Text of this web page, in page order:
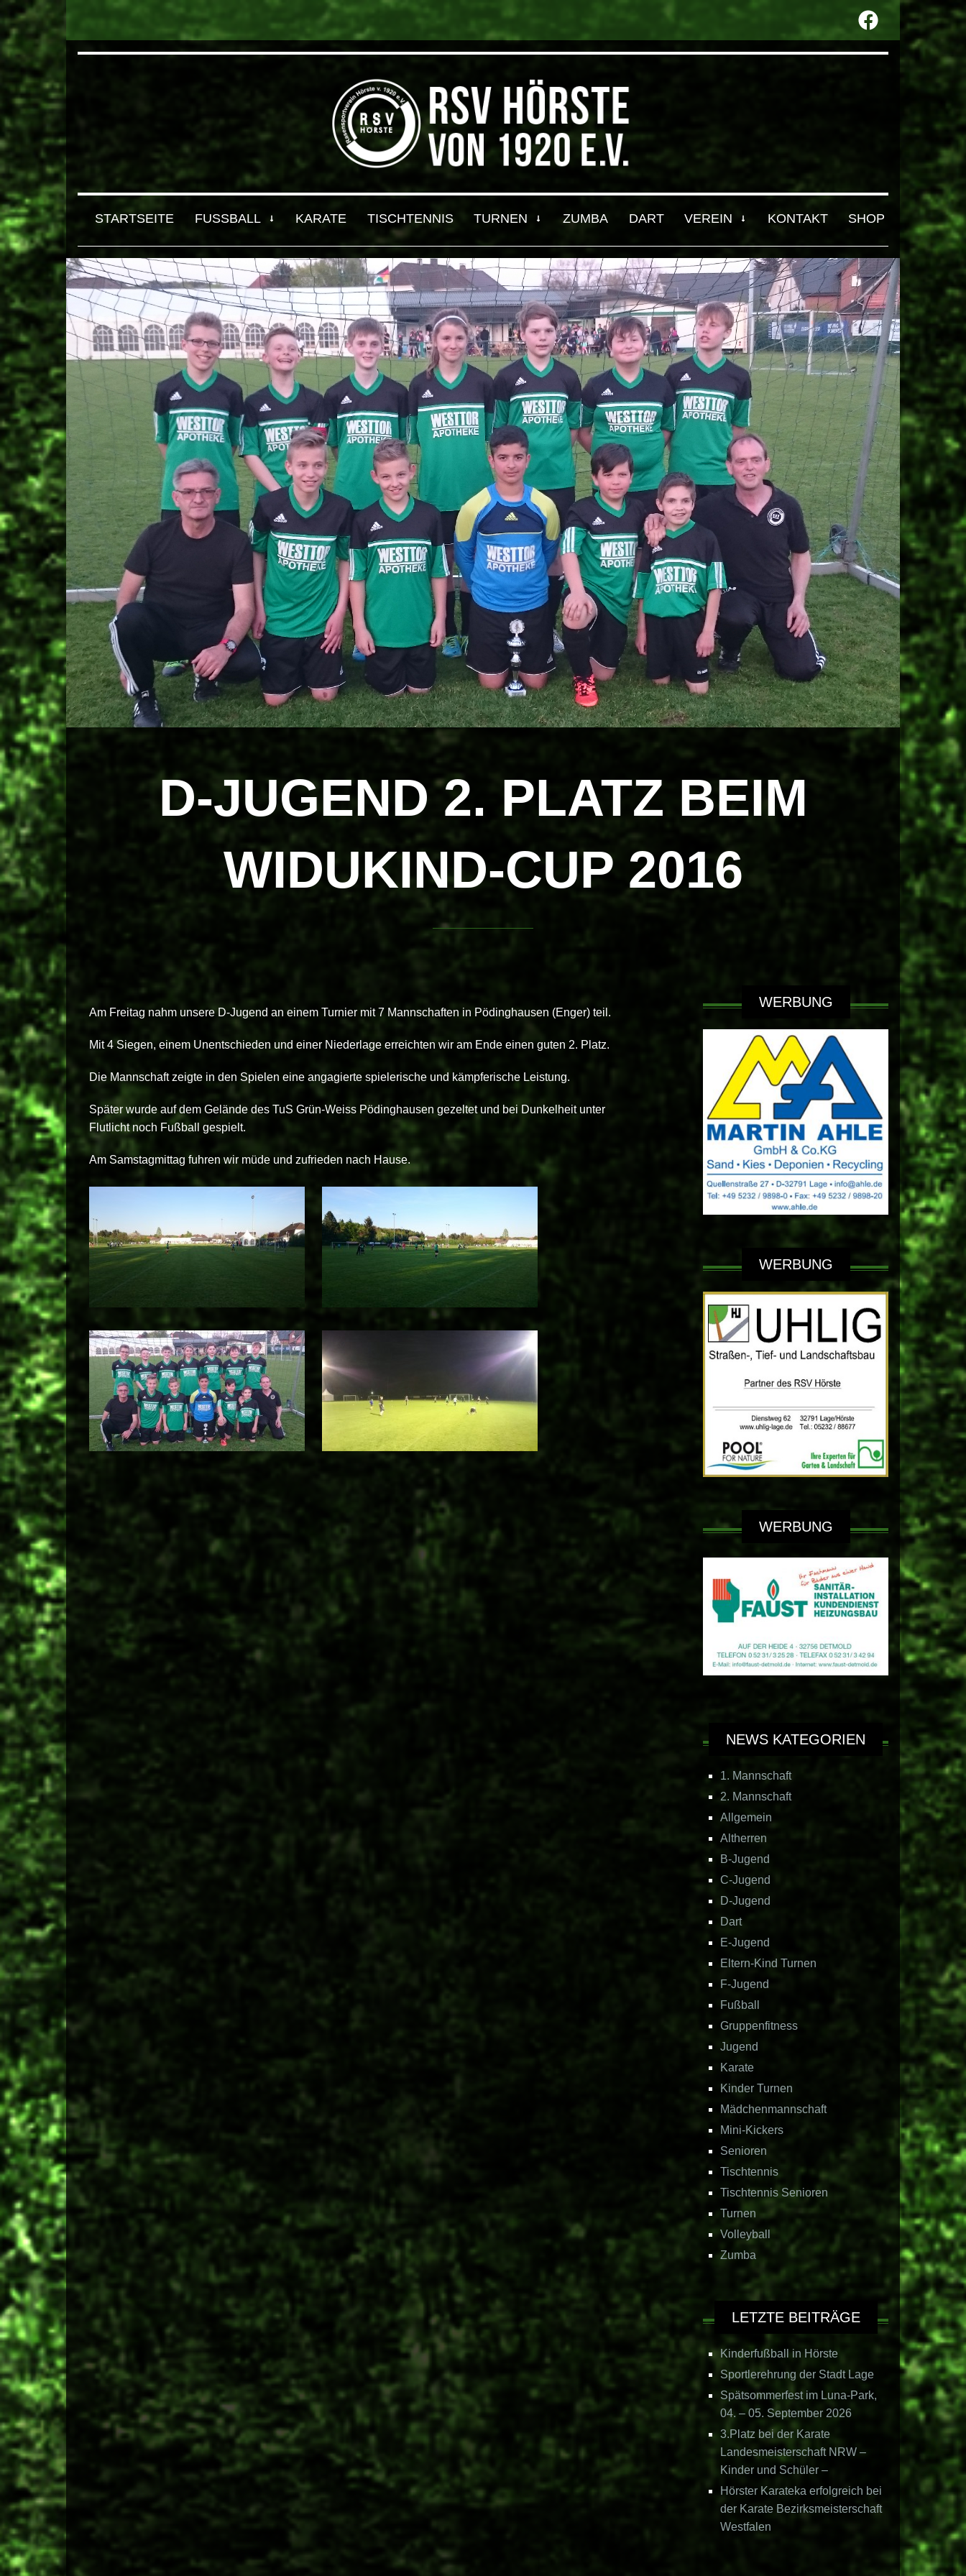
STARTSEITE FUSSBALL KARATE TISCHTENNIS TURNEN ZUMBA DART VEREIN KONTAKT SHOP
D-JUGEND 2. PLATZ BEIM
WIDUKIND-CUP 2016
Am Freitag nahm unsere D-Jugend an einem Turnier mit 7 Mannschaften in Pödinghausen (Enger) teil.
Mit 4 Siegen, einem Unentschieden und einer Niederlage erreichten wir am Ende einen guten 2. Platz.
Die Mannschaft zeigte in den Spielen eine angagierte spielerische und kämpferische Leistung.
Später wurde auf dem Gelände des TuS Grün-Weiss Pödinghausen gezeltet und bei Dunkelheit unter
Flutlicht noch Fußball gespielt.
Am Samstagmittag fuhren wir müde und zufrieden nach Hause.
WERBUNG
WERBUNG
WERBUNG
NEWS KATEGORIEN
1. Mannschaft
2. Mannschaft
Allgemein
Altherren
B-Jugend
C-Jugend
D-Jugend
Dart
E-Jugend
Eltern-Kind Turnen
F-Jugend
Fußball
Gruppenfitness
Jugend
Karate
Kinder Turnen
Mädchenmannschaft
Mini-Kickers
Senioren
Tischtennis
Tischtennis Senioren
Turnen
Volleyball
Zumba
LETZTE BEITRÄGE
Kinderfußball in Hörste
Sportlerehrung der Stadt Lage
Spätsommerfest im Luna-Park,
04. – 05. September 2026
3.Platz bei der Karate
Landesmeisterschaft NRW –
Kinder und Schüler –
Hörster Karateka erfolgreich bei
der Karate Bezirksmeisterschaft
Westfalen